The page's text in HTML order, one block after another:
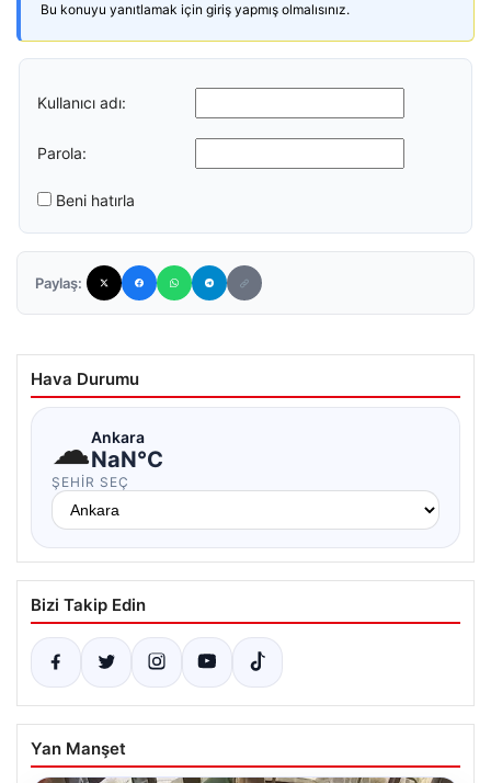
Bu konuyu yanıtlamak için giriş yapmış olmalısınız.
Kullanıcı adı:
Parola:
Beni hatırla
Paylaş:
Hava Durumu
☁Ankara
NaN°C
ŞEHIR SEÇ
Bizi Takip Edin
Yan Manşet